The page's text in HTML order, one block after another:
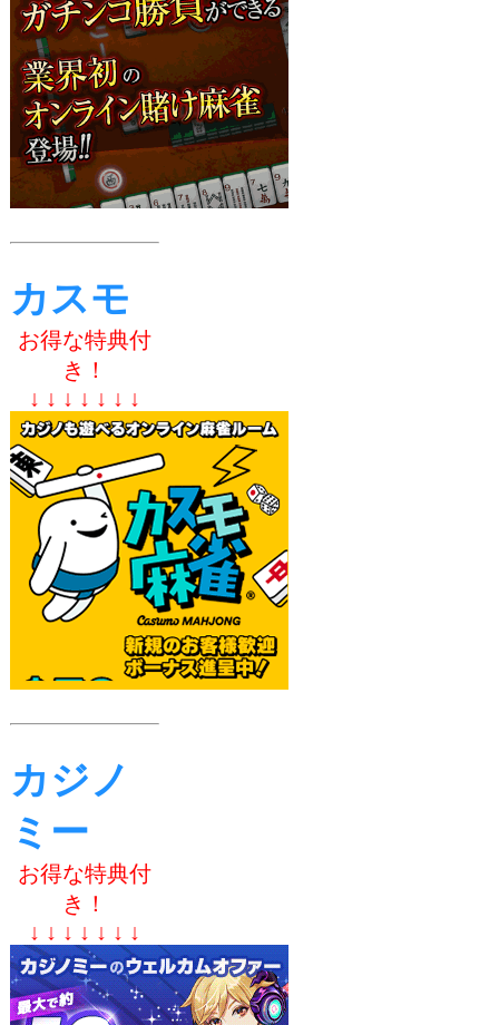
カスモ
お得な特典付
き！
↓ ↓ ↓ ↓ ↓ ↓ ↓
カジノ
ミー
お得な特典付
き！
↓ ↓ ↓ ↓ ↓ ↓ ↓